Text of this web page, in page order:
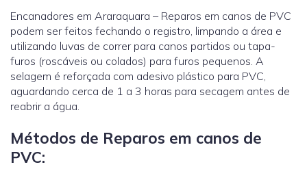
Encanadores em Araraquara – Reparos em canos de PVC
podem ser feitos fechando o registro, limpando a área e
utilizando luvas de correr para canos partidos ou tapa-
furos (roscáveis ou colados) para furos pequenos. A
selagem é reforçada com adesivo plástico para PVC,
aguardando cerca de 1 a 3 horas para secagem antes de
reabrir a água.
Métodos de Reparos em canos de
PVC: